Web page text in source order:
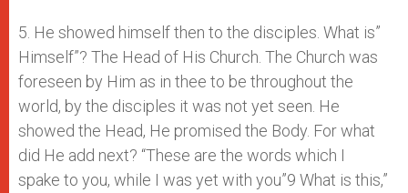
5. He showed himself then to the disciples. What is”
Himself”? The Head of His Church. The Church was
foreseen by Him as in thee to be throughout the
world, by the disciples it was not yet seen. He
showed the Head, He promised the Body. For what
did He add next? “These are the words which I
spake to you, while I was yet with you”9 What is this,”